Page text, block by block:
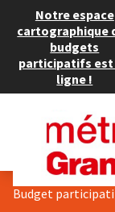
Notre espace
cartographique
budgets
participatifs est
ligne !
Budget